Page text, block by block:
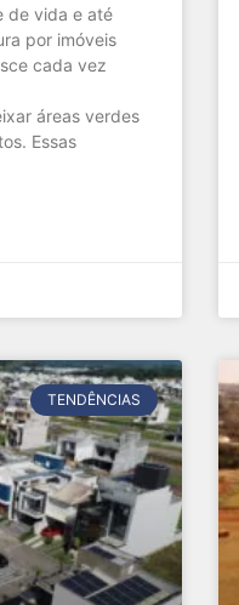
de vida e até
por imóveis
cada vez
áreas verdes
Essas
TENDÊNCIAS